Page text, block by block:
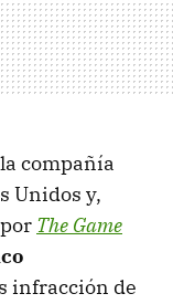
compañía
Unidos y,
The Game
infracción de